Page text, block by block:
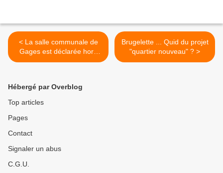
< La salle communale de
Gages est déclarée hors
service.
Brugelette ... Quid du projet
"quartier nouveau" ? >
Hébergé par Overblog
Top articles
Pages
Contact
Signaler un abus
C.G.U.